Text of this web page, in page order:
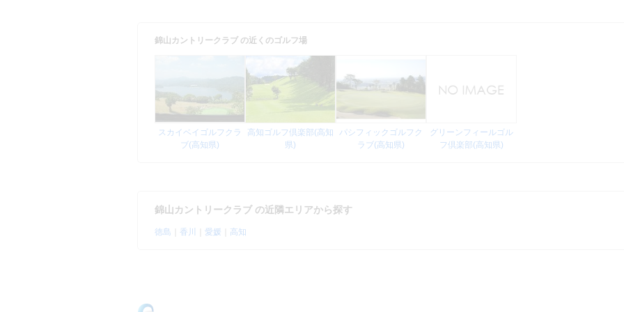
錦山カントリークラブ の近くのゴルフ場
スカイベイゴルフクラ
ブ(高知県)
高知ゴルフ倶楽部(高知
県)
パシフィックゴルフク
ラブ(高知県)
グリーンフィールゴル
フ倶楽部(高知県)
錦山カントリークラブ の近隣エリアから探す
徳島 香川 愛媛 高知